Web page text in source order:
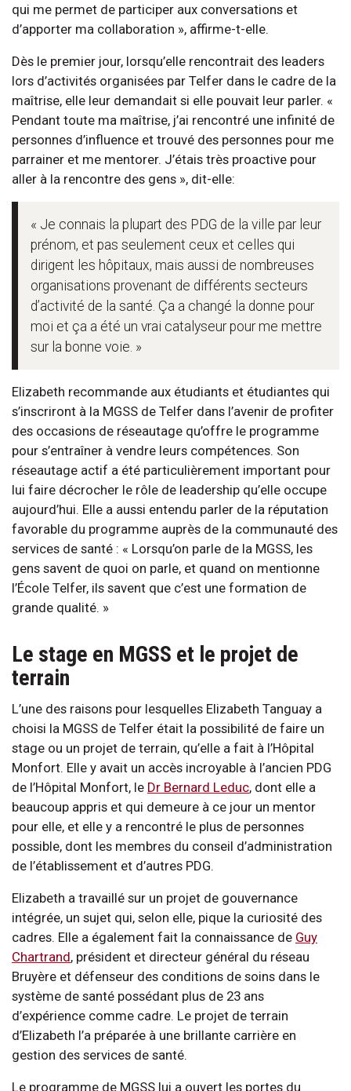
qui me permet de participer aux conversations et
d’apporter ma collaboration », affirme-t-elle.
Dès le premier jour, lorsqu’elle rencontrait des leaders
lors d’activités organisées par Telfer dans le cadre de la
maîtrise, elle leur demandait si elle pouvait leur parler. «
Pendant toute ma maîtrise, j’ai rencontré une infinité de
personnes d’influence et trouvé des personnes pour me
parrainer et me mentorer. J’étais très proactive pour
aller à la rencontre des gens », dit-elle:
« Je connais la plupart des PDG de la ville par leur
prénom, et pas seulement ceux et celles qui
dirigent les hôpitaux, mais aussi de nombreuses
organisations provenant de différents secteurs
d’activité de la santé. Ça a changé la donne pour
moi et ça a été un vrai catalyseur pour me mettre
sur la bonne voie. »
Elizabeth recommande aux étudiants et étudiantes qui
s’inscriront à la MGSS de Telfer dans l’avenir de profiter
des occasions de réseautage qu’offre le programme
pour s’entraîner à vendre leurs compétences. Son
réseautage actif a été particulièrement important pour
lui faire décrocher le rôle de leadership qu’elle occupe
aujourd’hui. Elle a aussi entendu parler de la réputation
favorable du programme auprès de la communauté des
services de santé : « Lorsqu’on parle de la MGSS, les
gens savent de quoi on parle, et quand on mentionne
l’École Telfer, ils savent que c’est une formation de
grande qualité. »
Le stage en MGSS et le projet de
terrain
L’une des raisons pour lesquelles Elizabeth Tanguay a
choisi la MGSS de Telfer était la possibilité de faire un
stage ou un projet de terrain, qu’elle a fait à l’Hôpital
Monfort. Elle y avait un accès incroyable à l’ancien PDG
de l’Hôpital Monfort, le Dr Bernard Leduc, dont elle a
beaucoup appris et qui demeure à ce jour un mentor
pour elle, et elle y a rencontré le plus de personnes
possible, dont les membres du conseil d’administration
de l’établissement et d’autres PDG.
Elizabeth a travaillé sur un projet de gouvernance
intégrée, un sujet qui, selon elle, pique la curiosité des
cadres. Elle a également fait la connaissance de Guy
Chartrand, président et directeur général du réseau
Bruyère et défenseur des conditions de soins dans le
système de santé possédant plus de 23 ans
d’expérience comme cadre. Le projet de terrain
d’Elizabeth l’a préparée à une brillante carrière en
gestion des services de santé.
Le programme de MGSS lui a ouvert les portes du